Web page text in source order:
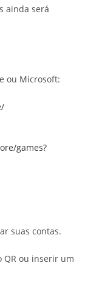
ainda será
ou Microsoft:
games?
suas contas.
QR ou inserir um